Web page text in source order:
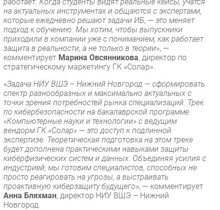
на актуальных инструментах и общаются с экспертами,
которые ежедневно решают задачи ИБ, — это меняет
подход к обучению. Мы хотим, чтобы выпускники
приходили в компании уже с пониманием, как работает
защита в реальности, а не только в теории», —
комментирует Марина Овсянникова, директор по
стратегическому маркетингу ГК «Солар».
«Задача НИУ ВШЭ – Нижний Новгород — сформировать
спектр разнообразных и максимально актуальных с
точки зрения потребностей рынка специализаций. Трек
по кибербезопасности на бакалаврской программе
«Компьютерные науки и технологии» с ведущим
вендорм ГК «Солар» — это доступ к подлинной
экспертизе. Теоретическая подготовка на этом треке
будет дополнена практическими навыками защиты
киберфизических систем и данных. Объединяя усилия с
индустрией, мы готовим специалистов, способных не
просто реагировать на угрозы, а выстраивать
проактивную киберзащиту будущего», — комментирует
Анна Бляхман, директор НИУ ВШЭ – Нижний
Новгород.